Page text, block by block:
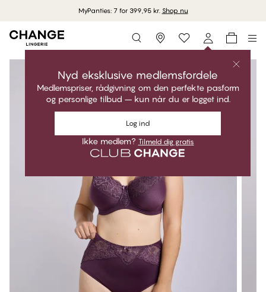
MyPanties: 7 for 399,95 kr. Shop nu
Storefinder
Nyd eksklusive medlemsfordele
Medlemspriser, rådgivning om den perfekte pasform
og personlige tilbud – kun når du er logget ind.
Log ind
Ikke medlem? Tilmeld dig gratis